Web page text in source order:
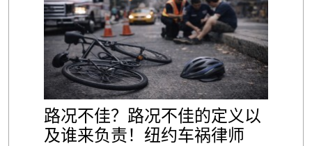
路况不佳？路况不佳的定义以
及谁来负责！纽约车祸律师